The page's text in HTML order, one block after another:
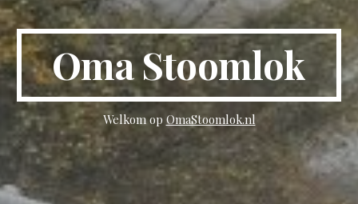
Oma Stoomlok
Welkom op OmaStoomlok.nl